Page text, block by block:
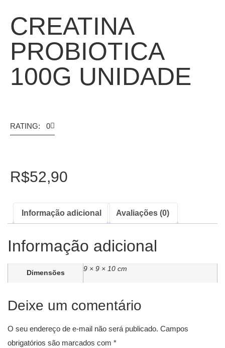
CREATINA
PROBIOTICA
100G UNIDADE
RATING: 0
R$52,90
Informação adicional Avaliações (0)
Informação adicional
Dimensões
9 × 9 × 10 cm
Deixe um comentário
O seu endereço de e-mail não será publicado. Campos
obrigatórios são marcados com *